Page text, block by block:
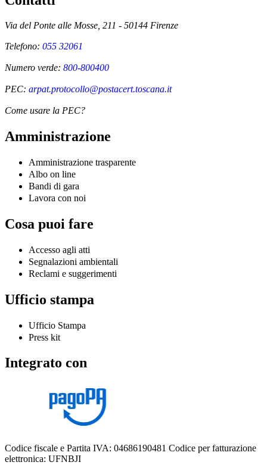
Via del Ponte alle Mosse, 211 - 50144 Firenze
Telefono: 055 32061
Numero verde: 800-800400
PEC: arpat.protocollo@postacert.toscana.it
Come usare la PEC?
Amministrazione
Amministrazione trasparente
Albo on line
Bandi di gara
Lavora con noi
Cosa puoi fare
Accesso agli atti
Segnalazioni ambientali
Reclami e suggerimenti
Ufficio stampa
Ufficio Stampa
Press kit
Integrato con
Codice fiscale e Partita IVA: 04686190481 Codice per fatturazione
elettronica: UFNBJI